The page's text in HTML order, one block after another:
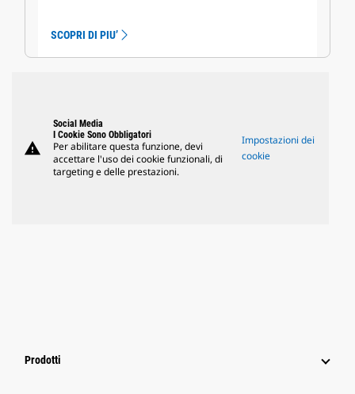
SCOPRI DI PIU’
warning
Social Media
I Cookie Sono Obbligatori
Per abilitare questa funzione, devi
accettare l'uso dei cookie funzionali, di
targeting e delle prestazioni.
Impostazioni dei
cookie
Prodotti